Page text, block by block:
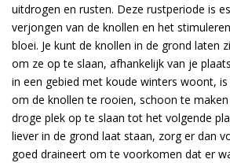
uitdrogen en rusten. Deze rustperiode is
verjongen van de knollen en het
bloei. Je kunt de knollen in de grond laten
om ze op te slaan, afhankelijk van je
in een gebied met koude winters woont,
om de knollen te rooien, schoon te
droge plek op te slaan tot het volgende
liever in de grond laat staan, zorg er dan
goed draineert om te voorkomen dat er